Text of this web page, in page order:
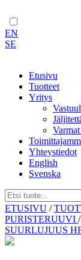
EN
SE
Etusivu
Tuotteet
Yritys
Yhteystiedot
English
Svenska
Skip
to
content
ETUSIVU /
PURISTERUUVI /
SUURLUJUUS